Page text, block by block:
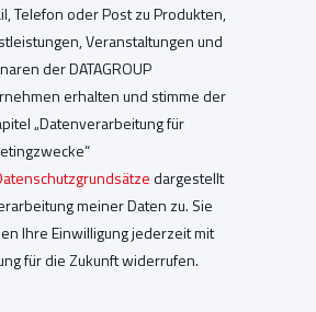
Telefon oder Post zu Produkten,
Veranstaltungen und
der DATAGROUP
erhalten und stimme der
„Datenverarbeitung für
dargestellt
meiner Daten zu. Sie
Ihre Einwilligung jederzeit mit
für die Zukunft widerrufen.